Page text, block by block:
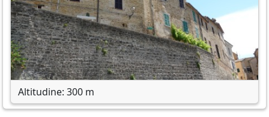
Altitudine: 300 m